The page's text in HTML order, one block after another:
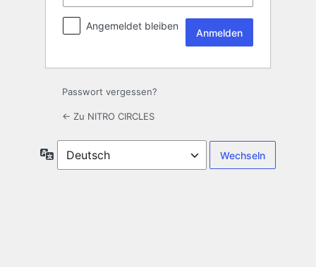
Angemeldet bleiben
Passwort vergessen?
← Zu NITRO CIRCLES
Sprache